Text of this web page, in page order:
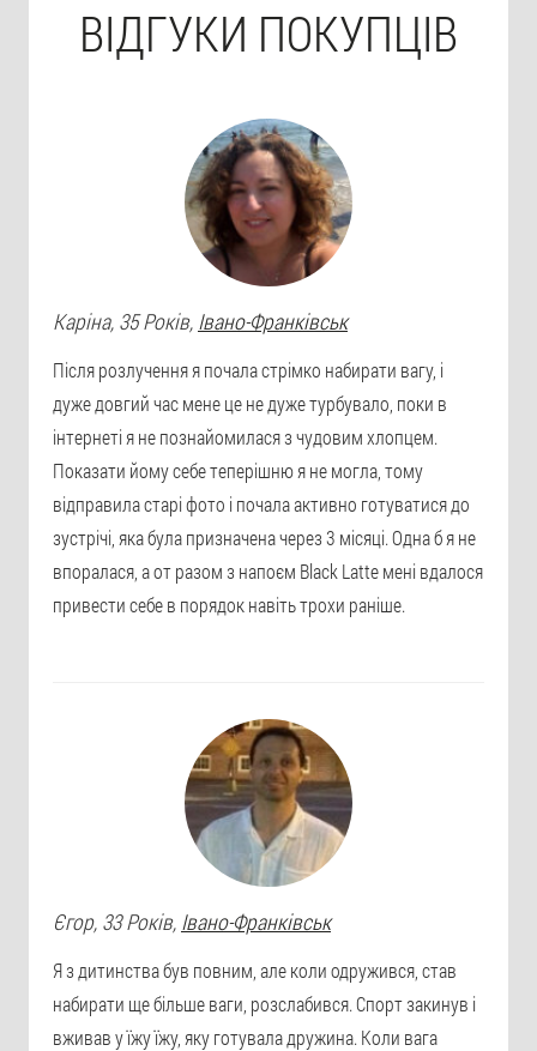
ВІДГУКИ ПОКУПЦІВ
Каріна, 35 Років, Івано-Франківськ
Після розлучення я почала стрімко набирати вагу, і
дуже довгий час мене це не дуже турбувало, поки в
інтернеті я не познайомилася з чудовим хлопцем.
Показати йому себе теперішню я не могла, тому
відправила старі фото і почала активно готуватися до
зустрічі, яка була призначена через 3 місяці. Одна б я не
впоралася, а от разом з напоєм Black Latte мені вдалося
привести себе в порядок навіть трохи раніше.
Єгор, 33 Років, Івано-Франківськ
Я з дитинства був повним, але коли одружився, став
набирати ще більше ваги, розслабився. Спорт закинув і
вживав у їжу їжу, яку готувала дружина. Коли вага